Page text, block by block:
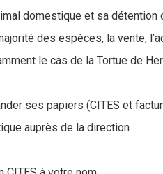
domestique et sa détention
des espèces, la vente,
le cas de la Tortue de
ses papiers (CITES et
auprès de la direction